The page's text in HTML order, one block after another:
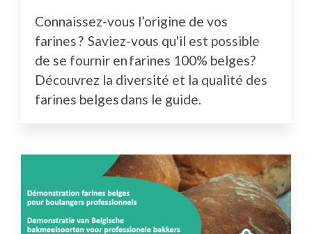
Connaissez-vous l’origine de vos
farines ? Saviez-vous qu'il est possible
de se fournir en farines 100% belges?
Découvrez la diversité et la qualité des
farines belges dans le guide.